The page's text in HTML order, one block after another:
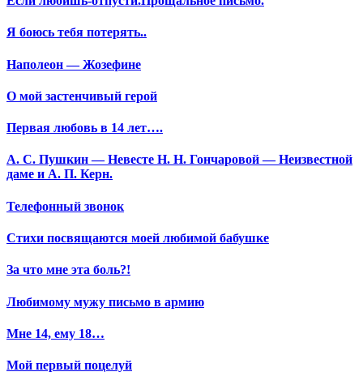
Я боюсь тебя потерять..
Наполеон — Жозефине
О мой застенчивый герой
Первая любовь в 14 лет….
А. С. Пушкин — Невесте Н. Н. Гончаровой — Неизвестной
даме и А. П. Керн.
Телефонный звонок
Стихи посвящаются моей любимой бабушке
За что мне эта боль?!
Любимому мужу письмо в армию
Мне 14, ему 18…
Мой первый поцелуй